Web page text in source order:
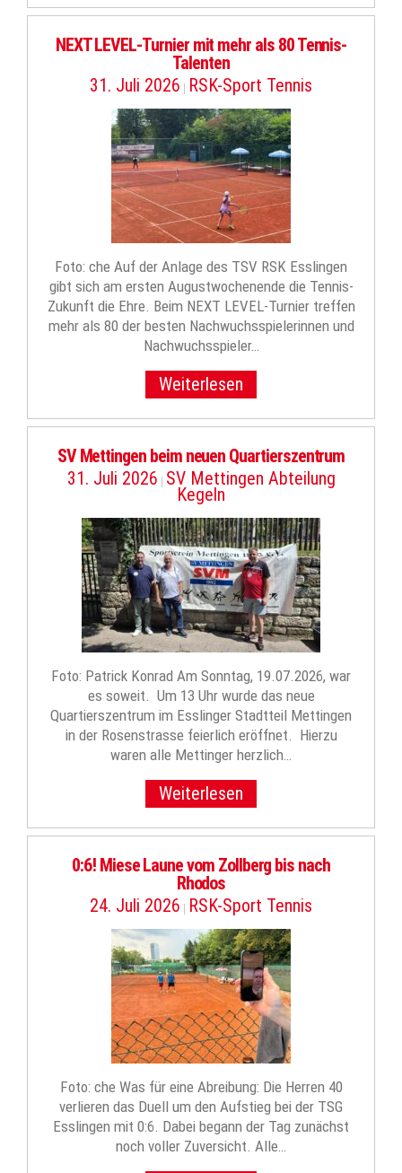
NEXT LEVEL-Turnier mit mehr als 80 Tennis-
Talenten
31. Juli 2026 | RSK-Sport Tennis
Foto: che Auf der Anlage des TSV RSK Esslingen
gibt sich am ersten Augustwochenende die Tennis-
Zukunft die Ehre. Beim NEXT LEVEL-Turnier treffen
mehr als 80 der besten Nachwuchsspielerinnen und
Nachwuchsspieler…
Weiterlesen
SV Mettingen beim neuen Quartierszentrum
31. Juli 2026 | SV Mettingen Abteilung
Kegeln
Foto: Patrick Konrad Am Sonntag, 19.07.2026, war
es soweit. Um 13 Uhr wurde das neue
Quartierszentrum im Esslinger Stadtteil Mettingen
in der Rosenstrasse feierlich eröffnet. Hierzu
waren alle Mettinger herzlich…
Weiterlesen
0:6! Miese Laune vom Zollberg bis nach
Rhodos
24. Juli 2026 | RSK-Sport Tennis
Foto: che Was für eine Abreibung: Die Herren 40
verlieren das Duell um den Aufstieg bei der TSG
Esslingen mit 0:6. Dabei begann der Tag zunächst
noch voller Zuversicht. Alle…